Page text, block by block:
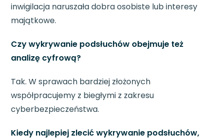
inwigilacja naruszała dobra osobiste lub interesy
majątkowe.
Czy wykrywanie podsłuchów obejmuje też
analizę cyfrową?
Tak. W sprawach bardziej złożonych
współpracujemy z biegłymi z zakresu
cyberbezpieczeństwa.
Kiedy najlepiej zlecić wykrywanie podsłuchów,